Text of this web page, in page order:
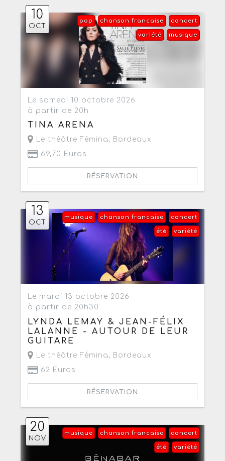
10
OCT
concert
chanson francaise
pop
musique
variété
Le samedi 10 octobre 2026
à partir de 20h
TINA ARENA
Le théâtre Fémina, Bordeaux
69,70 Euros
RÉSERVATION
13
OCT
concert
chanson francaise
musique
variété
été
Le mardi 13 octobre 2026
à partir de 20h30
LYNDA LEMAY & JEAN-FÉLIX
LALANNE - AUTOUR DE LEUR
GUITARE
Le théâtre Fémina, Bordeaux
62 Euros
RÉSERVATION
20
NOV
concert
chanson francaise
musique
variété
été